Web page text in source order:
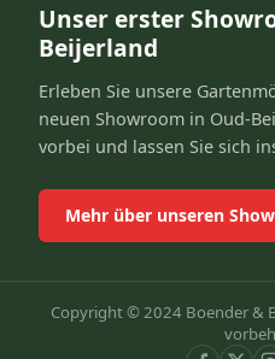
Unser erster
Beijerland
Erleben Sie unsere
neuen Showroom in Oud-
vorbei und lassen Sie sich
Mehr über unseren
Copyright © 2024 Boender &